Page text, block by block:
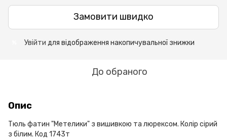
Замовити швидко
Увійти для відображення накопичувальної знижки
До обраного
Опис
Тюль фатин "Метелики" з вишивкою та люрексом. Колір сірий
з білим. Код 1743т